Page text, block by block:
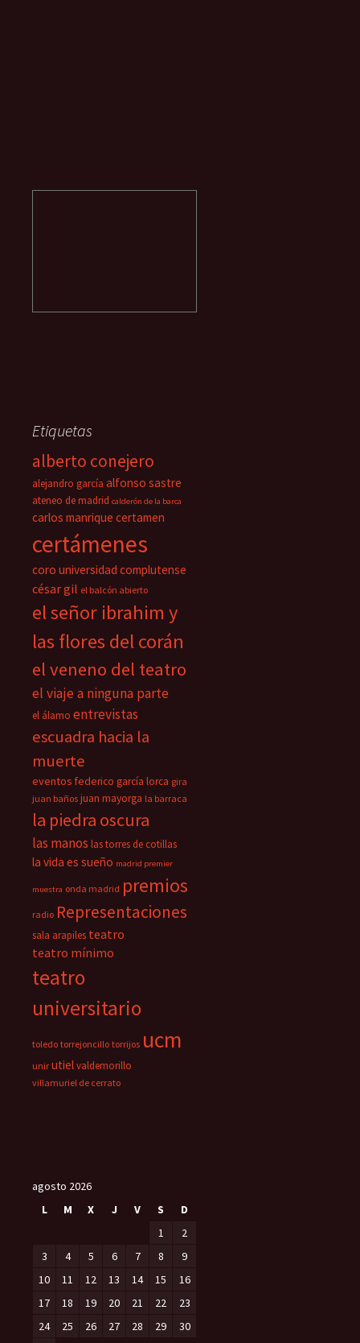
Etiquetas
alberto conejero
alejandro garcía alfonso sastre
ateneo de madrid calderón de la barca
carlos manrique certamen
certámenes
coro universidad complutense
césar gil el balcón abierto
el señor ibrahim y
las flores del corán
el veneno del teatro
el viaje a ninguna parte
el álamo entrevistas
escuadra hacia la
muerte
eventos federico garcía lorca gira
juan baños juan mayorga la barraca
la piedra oscura
las manos las torres de cotillas
la vida es sueño madrid premier
muestra onda madrid premios
radio Representaciones
sala arapiles teatro
teatro mínimo
teatro
universitario
toledo torrejoncillo torrijos ucm
unir utielvaldemorillo
villamuriel de cerrato
agosto 2026
L
M X J V S
D
1
2
3
4 5 6 7 8
9
10
11 12 13 14 15
16
17
18 19 20 21 22
23
24
25 26 27 28 29
30